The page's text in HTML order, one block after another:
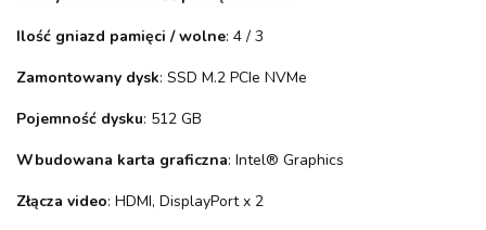
Ilość gniazd pamięci / wolne: 4 / 3
Zamontowany dysk: SSD M.2 PCIe NVMe
Pojemność dysku: 512 GB
Wbudowana karta graficzna: Intel® Graphics
Złącza video: HDMI, DisplayPort x 2